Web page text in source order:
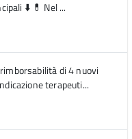
⬇️ 💊 Nel ...
di 4 nuovi
terapeuti...